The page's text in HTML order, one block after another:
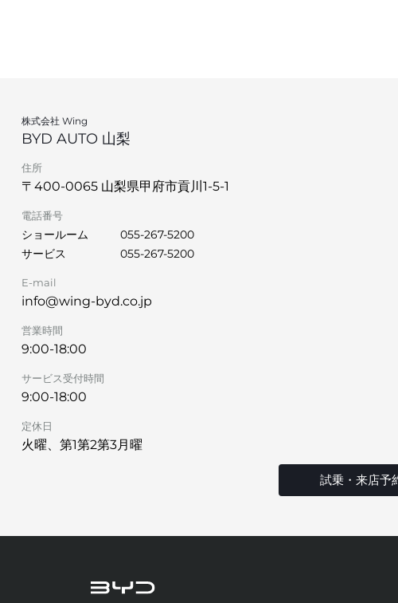
株式会社 Wing
BYD AUTO 山梨
住所
〒400-0065 山梨県甲府市貢川1-5-1
電話番号
ショールーム
055-267-5200
サービス
055-267-5200
E-mail
info@wing-byd.co.jp
営業時間
9:00-18:00
サービス受付時間
9:00-18:00
定休日
火曜、第1第2第3月曜
試乗・来店予